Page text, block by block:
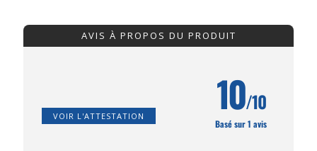
AVIS À PROPOS DU PRODUIT
VOIR L'ATTESTATION 10/10
Basé sur 1 avis